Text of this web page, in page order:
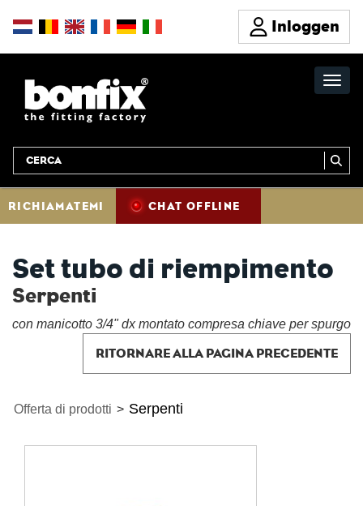
Inloggen
RICHIAMATEMI CHAT OFFLINE
Set tubo di riempimento
Serpenti
con manicotto 3/4" dx montato compresa chiave per spurgo
RITORNARE ALLA PAGINA PRECEDENTE
Offerta di prodotti > Serpenti